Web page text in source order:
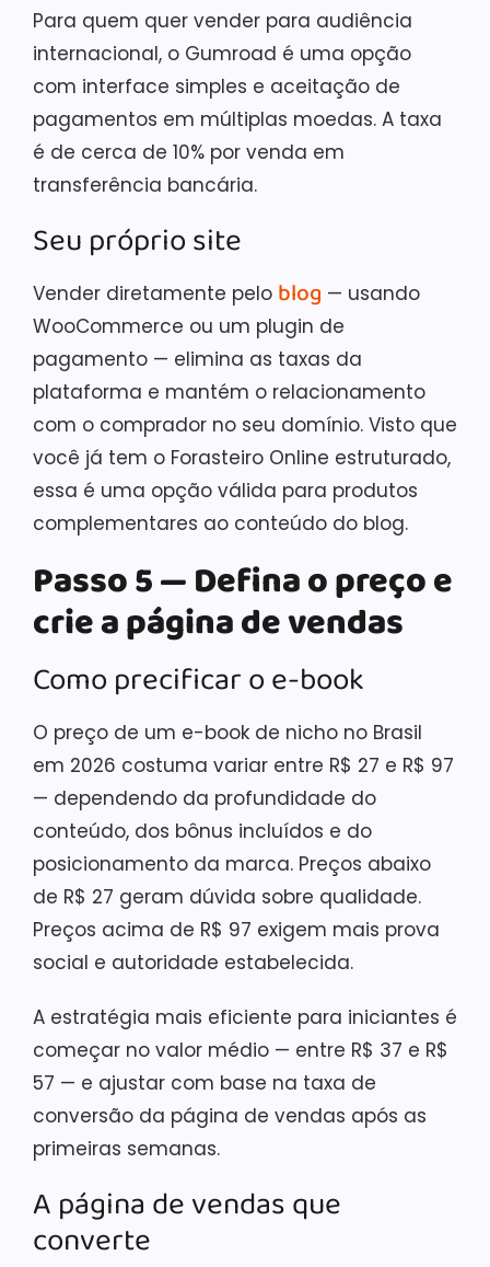
Para quem quer vender para audiência
internacional, o Gumroad é uma opção
com interface simples e aceitação de
pagamentos em múltiplas moedas. A taxa
é de cerca de 10% por venda em
transferência bancária.
Seu próprio site
Vender diretamente pelo blog — usando
WooCommerce ou um plugin de
pagamento — elimina as taxas da
plataforma e mantém o relacionamento
com o comprador no seu domínio. Visto que
você já tem o Forasteiro Online estruturado,
essa é uma opção válida para produtos
complementares ao conteúdo do blog.
Passo 5 — Defina o preço e
crie a página de vendas
Como precificar o e-book
O preço de um e-book de nicho no Brasil
em 2026 costuma variar entre R$ 27 e R$ 97
— dependendo da profundidade do
conteúdo, dos bônus incluídos e do
posicionamento da marca. Preços abaixo
de R$ 27 geram dúvida sobre qualidade.
Preços acima de R$ 97 exigem mais prova
social e autoridade estabelecida.
A estratégia mais eficiente para iniciantes é
começar no valor médio — entre R$ 37 e R$
57 — e ajustar com base na taxa de
conversão da página de vendas após as
primeiras semanas.
A página de vendas que
converte